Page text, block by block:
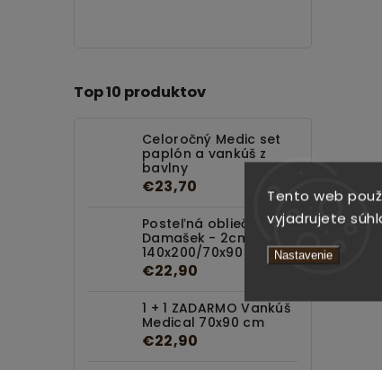
Tento web
vyjadrujete
Nastavenie
Top 10 produktov
Celoročný Medic set
paplón a vankúš z
bavlny
€23,70
Posteľná obliečka
Damašek - 2cm Biela
140x200/70x90 cm
€22,90
1 + 1 ZADARMO Vankúš
Medical 70x90 cm
€22,90